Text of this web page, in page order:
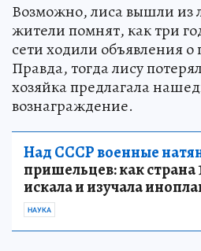
Возможно, лиса вышли из
жители помнят, как три
сети ходили объявления
Правда, тогда лису
хозяйка предлагала
вознаграждение.
Над СССР военные
пришельцев: как страна
искала и изучала
НАУКА